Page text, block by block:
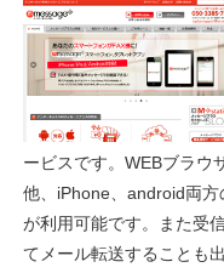
ービスです。WEBブラウ
他、iPhone、android両方
が利用可能です。また受
てメール転送することも出